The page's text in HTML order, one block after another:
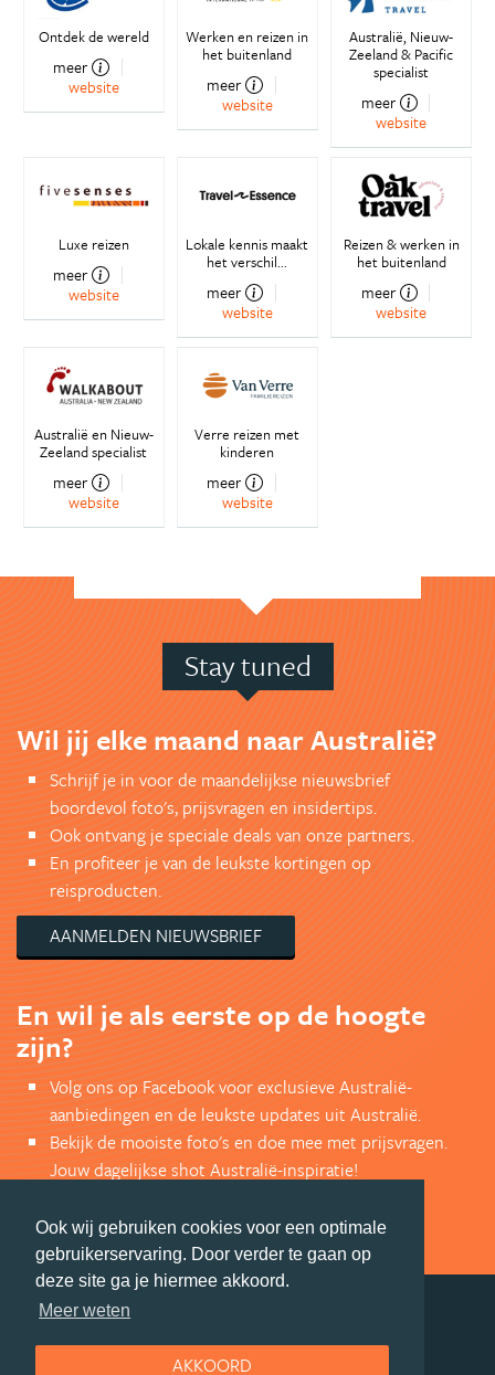
Ook wij gebruiken cookies voor een optimale
gebruikerservaring. Door verder te gaan op
deze site ga je hiermee akkoord.
Meer weten
AKKOORD
Ontdek de wereld
meer
website
Werken en reizen in
het buitenland
meer
website
Australië, Nieuw-
Zeeland & Pacific
specialist
meer
website
Luxe reizen
meer
website
Lokale kennis maakt
het verschil...
meer
website
Reizen & werken in
het buitenland
meer
website
Australië en Nieuw-
Zeeland specialist
meer
website
Verre reizen met
kinderen
meer
website
Stay tuned
Wil jij elke maand naar Australië?
Schrijf je in voor de maandelijkse nieuwsbrief
boordevol foto's, prijsvragen en insidertips.
Ook ontvang je speciale deals van onze partners.
En profiteer je van de leukste kortingen op
reisproducten.
AANMELDEN NIEUWSBRIEF
En wil je als eerste op de hoogte
zijn?
Volg ons op Facebook voor exclusieve Australië-
aanbiedingen en de leukste updates uit Australië.
Bekijk de mooiste foto's en doe mee met prijsvragen.
Jouw dagelijkse shot Australië-inspiratie!
VOLG ONS VIA FACEBOOK